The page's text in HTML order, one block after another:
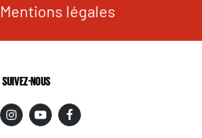
Mentions légales
SUIVEZ-NOUS